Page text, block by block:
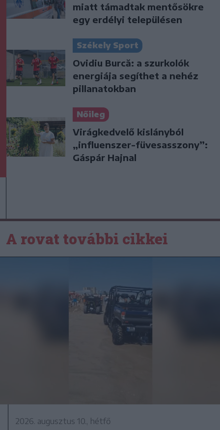
miatt támadtak mentősökre
egy erdélyi településen
Székely Sport
Ovidiu Burcă: a szurkolók
energiája segíthet a nehéz
pillanatokban
Nőileg
Virágkedvelő kislányból
„influenszer-füvesasszony”:
Gáspár Hajnal
A rovat további cikkei
2026. augusztus 10., hétfő